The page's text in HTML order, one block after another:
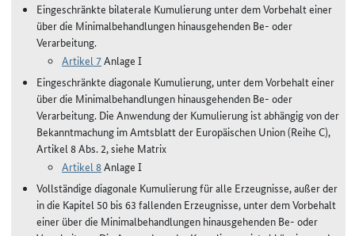
Eingeschränkte bilaterale Kumulierung unter dem Vorbehalt einer
über die Minimalbehandlungen hinausgehenden Be- oder
Verarbeitung.
Artikel 7Anlage I
Eingeschränkte diagonale Kumulierung, unter dem Vorbehalt einer
über die Minimalbehandlungen hinausgehenden Be- oder
Verarbeitung. Die Anwendung der Kumulierung ist abhängig von der
Bekanntmachung im Amtsblatt der Europäischen Union (Reihe C),
Artikel 8 Abs. 2, siehe Matrix
Artikel 8Anlage I
Vollständige diagonale Kumulierung für alle Erzeugnisse, außer der
in die Kapitel 50 bis 63 fallenden Erzeugnisse, unter dem Vorbehalt
einer über die Minimalbehandlungen hinausgehenden Be- oder